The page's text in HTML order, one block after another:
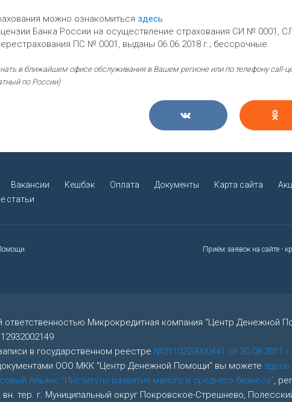
можно ознакомиться здесь.
Банка России на осуществление страхования СИ №
ПС № 0001, выданы 06.06.2018 г.; бессрочные.
в ближайшем офисе обслуживания в Вашем регионе или по телефону call-
по России)
Вакансии Кешбэк Оплата Документы Карта сайта
статьи
Приём заявок на сайте -
ответственностью Микрокредитная компания "Центр
в государственном реестре №2110229000441 от 30.08.2011 г.
ООО МКК "Центр Денежной Помощи" вы можете здесь
Альянс "Институты развития малого и среднего бизнеса",
вн. тер. г. Муниципальный округ Покровское-Стрешнево,